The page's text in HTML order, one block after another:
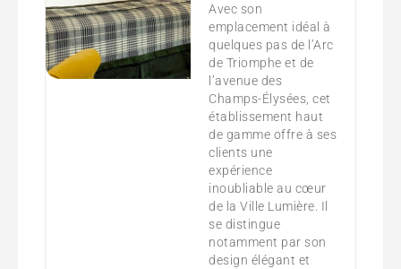
Avec son
emplacement idéal à
quelques pas de l’Arc
de Triomphe et de
l’avenue des
Champs-Élysées, cet
établissement haut
de gamme offre à ses
clients une
expérience
inoubliable au cœur
de la Ville Lumière. Il
se distingue
notamment par son
design élégant et